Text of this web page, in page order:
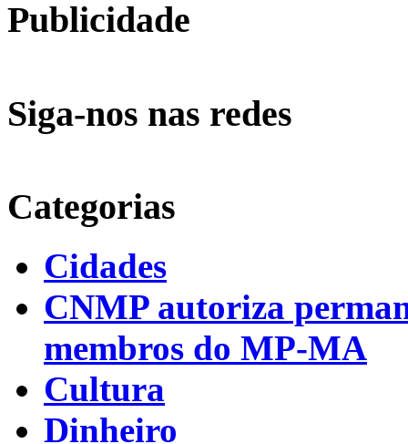
Publicidade
Siga-nos nas redes
Categorias
Cidades
CNMP autoriza
membros do MP-MA
Cultura
Dinheiro